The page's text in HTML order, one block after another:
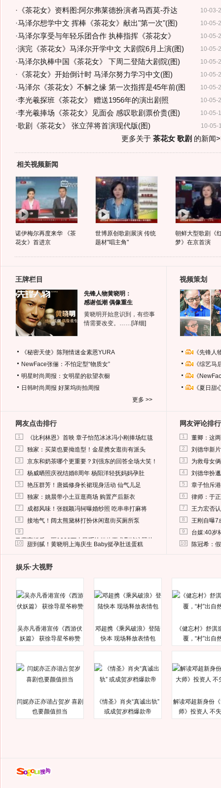
10-03-
· 《茶花女》资料图:阿尔弗莱德扮演者马西莫-乔达
10-05-
·马泽尔想学中文 挥棒《茶花女》献出"第一次"(图)
10-05-
·马泽尔享受与年轻乐团合作 执棒指挥《茶花女》
10-05-
·演完《茶花女》马泽尔开学中文 大剧院6月上演(图)
10-05-
·马泽尔执棒中国《茶花女》 下周二登陆大剧院(图)
10-05-
· 《茶花女》开始倒计时 马泽尔努力学习中文(图)
10-05-
·马泽尔《茶花女》不解之缘 第一次指挥是45年前(图
10-05-
·李光羲探班《茶花女》 赠送1956年的演出剧照
10-05-
·李光羲捧场《茶花女》见面会 感叹歌剧票价贵(图)
10-05-
·歌剧《茶花女》 张立萍将首演现代版(图)
更多关于 茶花女 歌剧 的新闻
相关视频新闻
诺伊梅尔再度来华 《茶
花女》首进京
世博原创歌剧展演 传统
题材"唱主角"
朝鲜大型歌剧《
梦》在京首演
王牌栏目
先锋人物黄晓明：
感谢低潮 偶像重生
黄晓明开始意识到，有些事
情需要改变。…… [详细]
《秘密天使》陈翔情迷金素恩YURA
NewFace张俪：不怕定型“物质女”
明星时尚周报：女明星的欲望衣橱
日韩时尚周报 好莱坞街拍周报
更多 >>
视频策划
《先锋
《综艺
《
《夏日
网友点击排行
1 《比利林恩》首映 章子怡范冰冰冯小刚捧场红毯
2 独家：买菜也要拗造型！金星携女逛街有派头
3 京东和奶茶哪个更重要？刘强东的回答全场大笑！
4 杨威晒照庆祝结婚8周年 杨阳洋轻抚妈妈孕肚
5 艳压群芳！唐嫣修身长裙现身活动 仙气儿足
6 独家：姚晨带小土豆逛商场 购置产后新衣
7 成都风味！张靓颖冯轲曝婚纱照 吃串串打麻将
8 接地气！阔太熊黛林打扮休闲逛街买厕所泵
9
马蓉离婚后，砸1000万人民币给媒体要求删掉这照片
10 甜到腻！黄晓明上海庆生 Baby挺孕肚送蛋糕
网友评论排行
1 董卿：这
2 刘德华新
3 为救母女
4 刘德华扮
5 章子怡斥
6 律师：于
7 王力宏否
8 王刚自曝7
9 台媒:40岁
10 陈冠希：
娱乐·大视野
吴亦凡香港宣传《西游伏
妖篇》 获徐导星爷称赞
邓超携《乘风破浪》登陆
快本 现场释放表情包
《健忘村》舒淇
覆，“村”出自
闫妮亦正亦谐占贺岁 喜剧
也要颜值担当
《情圣》肖央“真诚出轨”
或成贺岁档爆款帝
解读邓超新身份
师》投资人 不